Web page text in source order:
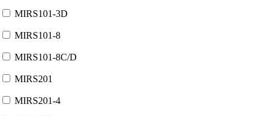
MIRS101-3D
MIRS101-8
MIRS101-8C/D
MIRS201
MIRS201-4